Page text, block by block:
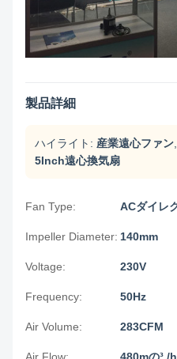
製品詳細
ハイライト: 産業遠心ファン
5Inch遠心換気扇
Fan Type: ACダイレ
Impeller Diameter: 140mm
Voltage: 230V
Frequency: 50Hz
Air Volume: 283CFM
Air Flow: 480mの³ /h